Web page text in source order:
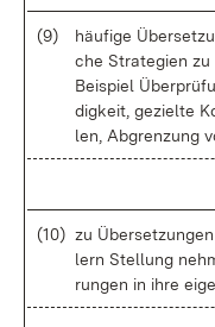
(9)
häu­fi­ge
che Stra­te­gi­en
Bei­spiel
dig­keit, ge­ziel­te
len, Ab­gren­zung
(10) zu
lern Stel­lung
run­gen in ih­re